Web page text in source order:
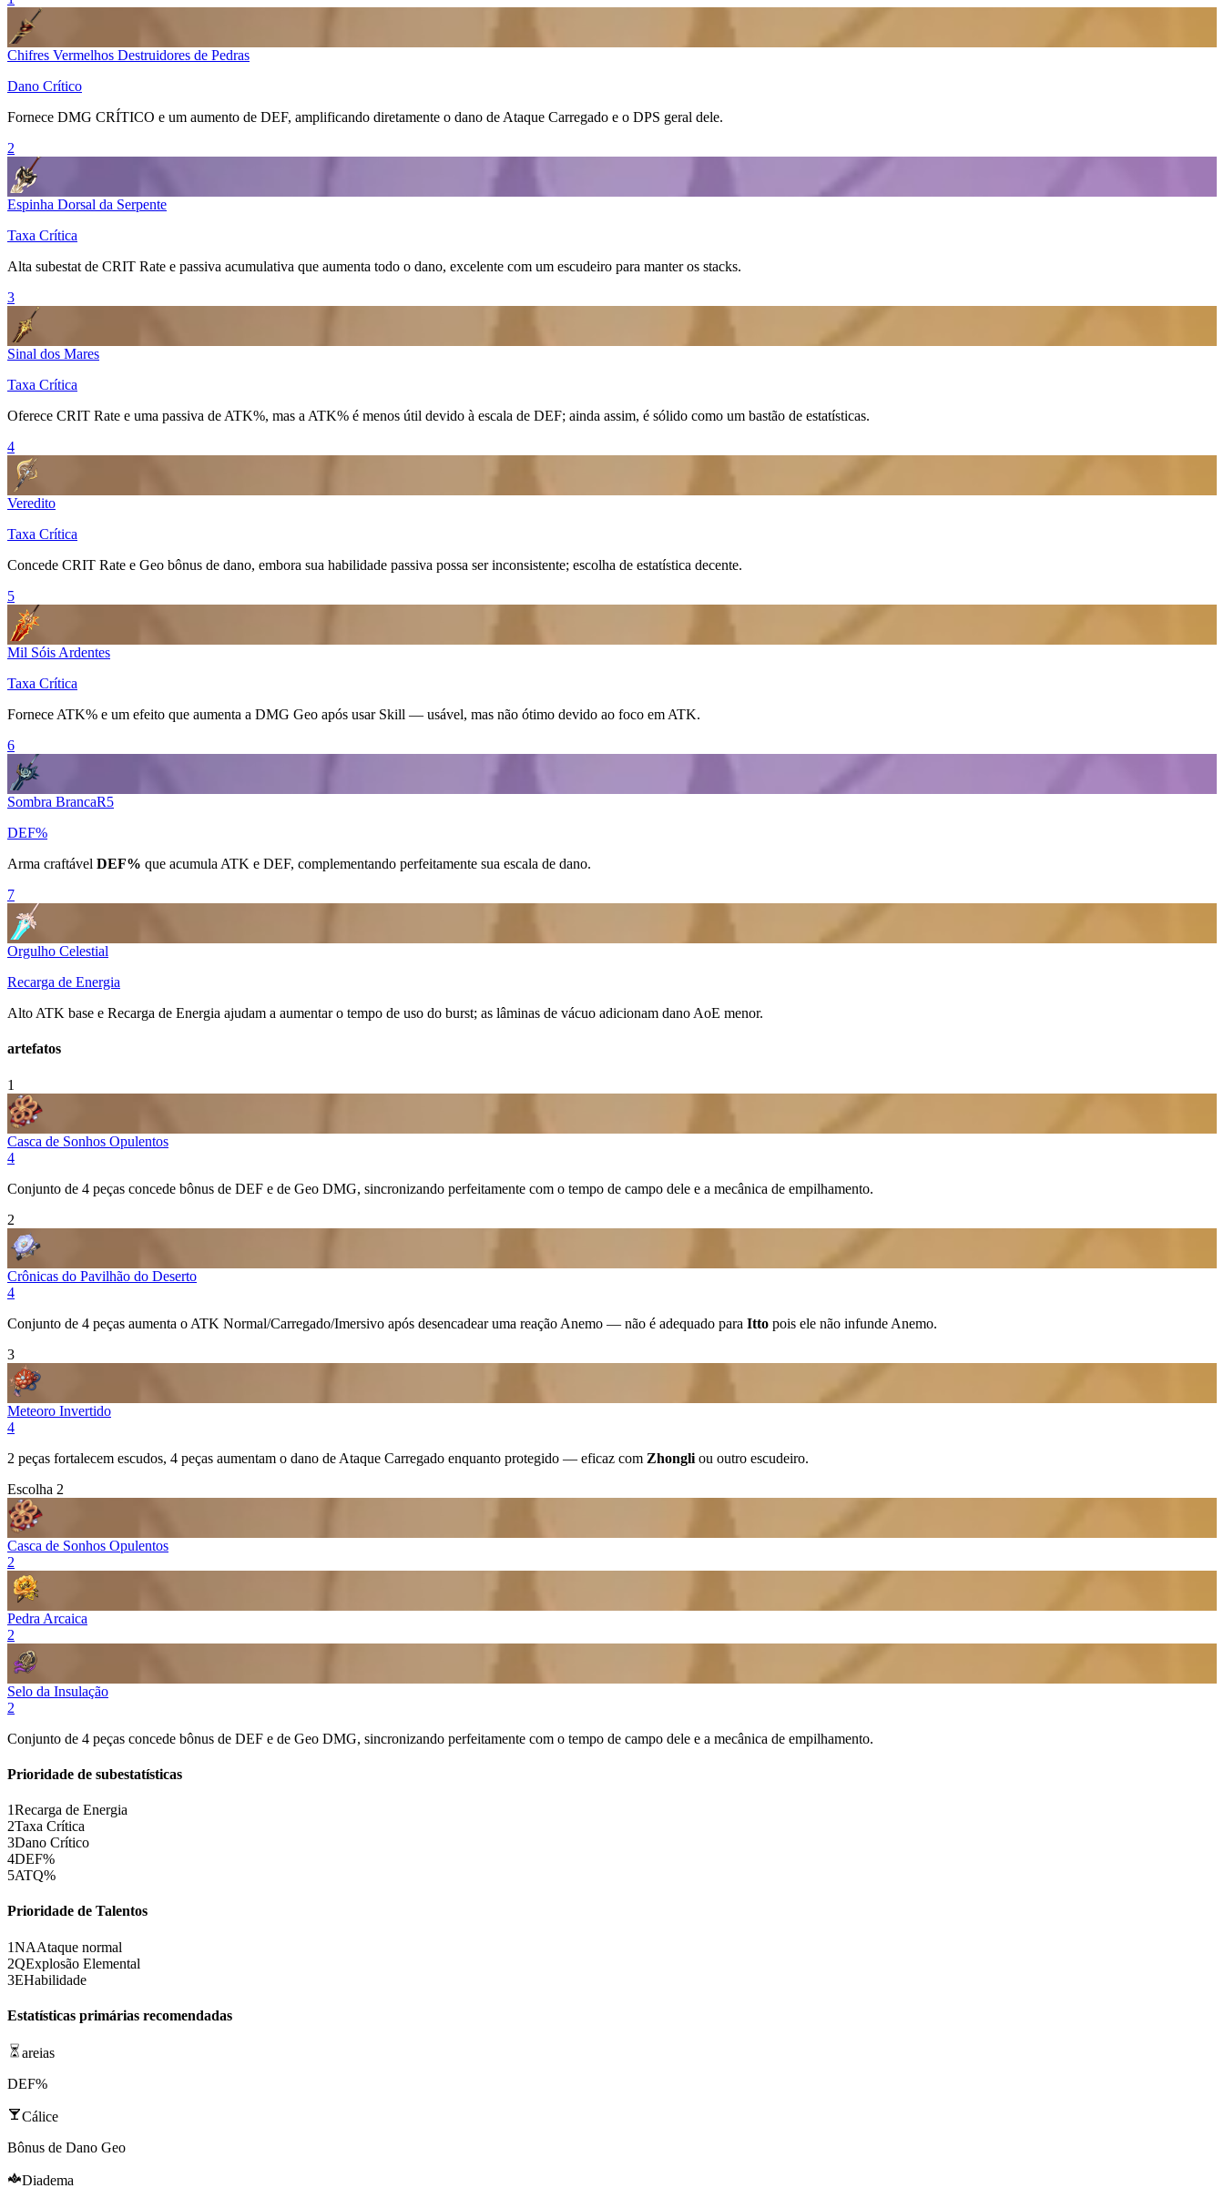
Chifres Vermelhos Destruidores de Pedras
Dano Crítico
Fornece DMG CRÍTICO e um aumento de DEF, amplificando diretamente o dano de Ataque Carregado e o DPS geral dele.
2
Espinha Dorsal da Serpente
Taxa Crítica
Alta subestat de CRIT Rate e passiva acumulativa que aumenta todo o dano, excelente com um escudeiro para manter os stacks.
3
Sinal dos Mares
Taxa Crítica
Oferece CRIT Rate e uma passiva de ATK%, mas a ATK% é menos útil devido à escala de DEF; ainda assim, é sólido como um bastão de estatísticas.
4
Veredito
Taxa Crítica
Concede CRIT Rate e Geo bônus de dano, embora sua habilidade passiva possa ser inconsistente; escolha de estatística decente.
5
Mil Sóis Ardentes
Taxa Crítica
Fornece ATK% e um efeito que aumenta a DMG Geo após usar Skill — usável, mas não ótimo devido ao foco em ATK.
6
Sombra BrancaR5
DEF%
Arma craftável DEF% que acumula ATK e DEF, complementando perfeitamente sua escala de dano.
7
Orgulho Celestial
Recarga de Energia
Alto ATK base e Recarga de Energia ajudam a aumentar o tempo de uso do burst; as lâminas de vácuo adicionam dano AoE menor.
artefatos
1
Casca de Sonhos Opulentos
4
Conjunto de 4 peças concede bônus de DEF e de Geo DMG, sincronizando perfeitamente com o tempo de campo dele e a mecânica de empilhamento.
2
Crônicas do Pavilhão do Deserto
4
Conjunto de 4 peças aumenta o ATK Normal/Carregado/Imersivo após desencadear uma reação Anemo — não é adequado para Itto pois ele não infunde Anemo.
3
Meteoro Invertido
4
2 peças fortalecem escudos, 4 peças aumentam o dano de Ataque Carregado enquanto protegido — eficaz com Zhongli ou outro escudeiro.
Escolha 2
Casca de Sonhos Opulentos
2
Pedra Arcaica
2
Selo da Insulação
2
Conjunto de 4 peças concede bônus de DEF e de Geo DMG, sincronizando perfeitamente com o tempo de campo dele e a mecânica de empilhamento.
Prioridade de subestatísticas
1Recarga de Energia
2Taxa Crítica
3Dano Crítico
4DEF%
5ATQ%
Prioridade de Talentos
1NAAtaque normal
2QExplosão Elemental
3EHabilidade
Estatísticas primárias recomendadas
areias
DEF%
Cálice
Bônus de Dano Geo
Diadema